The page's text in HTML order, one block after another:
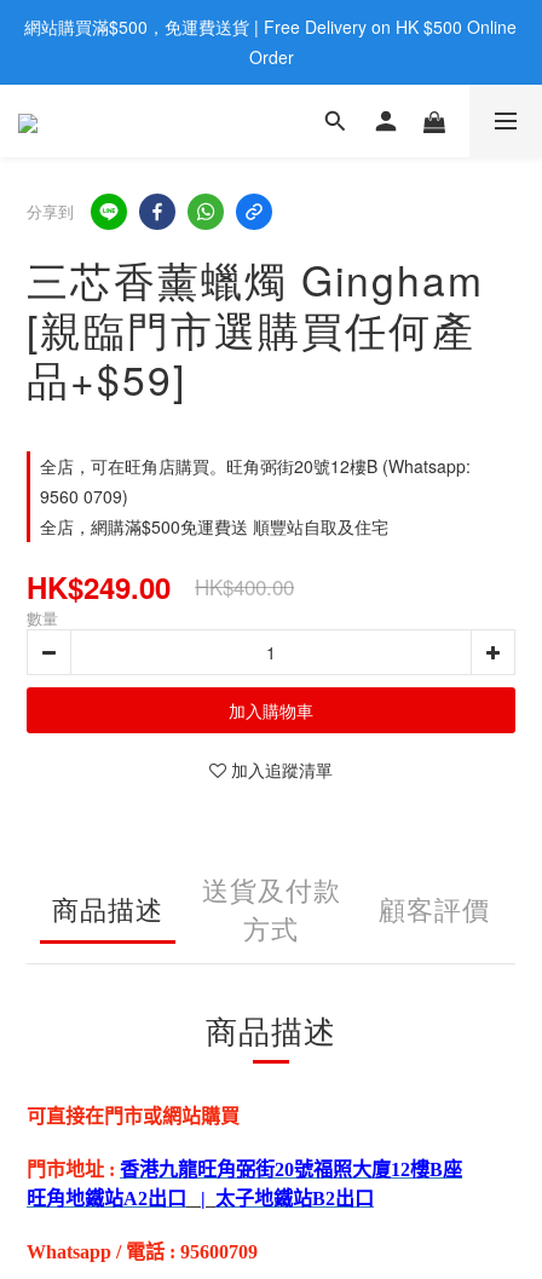
歡迎親臨旺角店購買：旺角弼街20號12樓B  |  RealDeal 保健品 |
WhatsApp 9560 0709
網站購買滿$500，免運費送貨 | Free Delivery on HK $500 Online
Order
歡迎親臨旺角店購買：旺角弼街20號12樓B  |  RealDeal 保健品 |
分享到
三芯香薰蠟燭 Gingham
[親臨門市選購買任何產
品+$59]
全店，可在旺角店購買。旺角弼街20號12樓B (Whatsapp:
9560 0709)
全店，網購滿$500免運費送 順豐站自取及住宅
HK$249.00 HK$400.00
數量
加入購物車
加入追蹤清單
商品描述
送貨及付款
方式
顧客評價
商品描述
可直接在門市或網站購買
門市地址 : 香港九龍旺角弼街20號福照大廈12樓B座
旺角地鐵站A2出 口 | 太子地鐵站B2出 口
Whatsapp / 電話 : 95600709